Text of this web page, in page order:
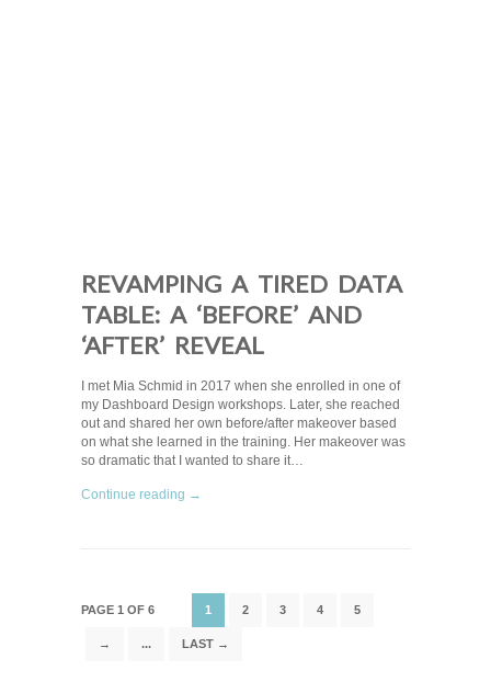
REVAMPING A TIRED DATA
TABLE: A ‘BEFORE’ AND
‘AFTER’ REVEAL
I met Mia Schmid in 2017 when she enrolled in one of
my Dashboard Design workshops. Later, she reached
out and shared her own before/after makeover based
on what she learned in the training. Her makeover was
so dramatic that I wanted to share it…
Continue reading →
PAGE 1 OF 6 1 2 3 4 5
→ ... LAST →